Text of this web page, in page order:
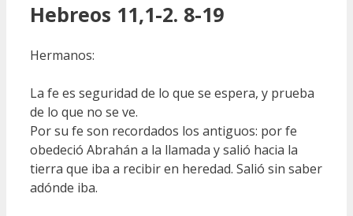
Hebreos 11,1-2. 8-19
Hermanos:
La fe es seguridad de lo que se espera, y prueba
de lo que no se ve.
Por su fe son recordados los antiguos: por fe
obedeció Abrahán a la llamada y salió hacia la
tierra que iba a recibir en heredad. Salió sin saber
adónde iba.